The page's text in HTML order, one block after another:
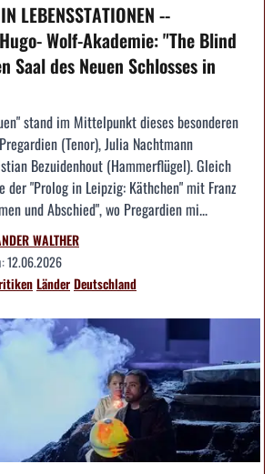
LEBENSSTATIONEN --
Wolf-Akademie: "The Blind
Saal des Neuen Schlosses in
stand im Mittelpunkt dieses besonderen
(Tenor), Julia Nachtmann
Bezuidenhout (Hammerflügel). Gleich
der "Prolog in Leipzig: Käthchen" mit Franz
und Abschied", wo Pregardien mi...
WALTHER
12.06.2026
LänderDeutschland